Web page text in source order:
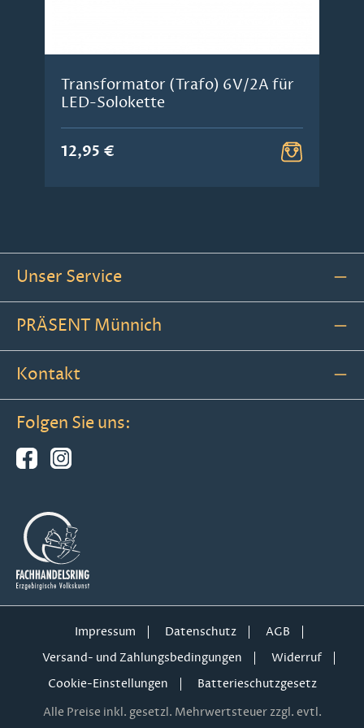
Transformator (Trafo) 6V/2A für
LED-Solokette
12,95 €
Unser Service
PRÄSENT Münnich
Kontakt
Folgen Sie uns:
Impressum Datenschutz
AGB
Versand- und Zahlungsbedingungen
Widerruf
Cookie-Einstellungen
Batterieschutzgesetz
Alle Preise inkl. gesetzl. Mehrwertsteuer zzgl. evtl.